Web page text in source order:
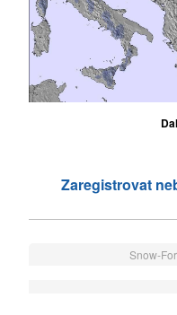
Zaregistrovat
Snow-